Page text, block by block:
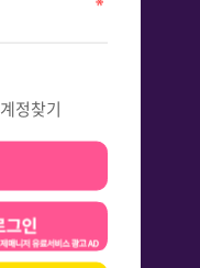
계정찾기